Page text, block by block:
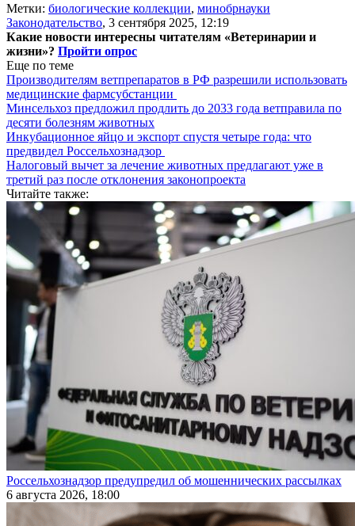
Метки: биологические коллекции, минобрнауки
Законодательство, 3 сентября 2025, 12:19
Какие новости интересны читателям «Ветеринарии и
жизни»? Пройти опрос
Еще по теме
Производителям ветпрепаратов в РФ разрешили использовать
медицинские фармсубстанции
Минсельхоз предложил продлить до 2033 года ветправила по
десяти болезням животных
Инкубационное яйцо и экспорт спустя четыре года: что
предвидел Россельхознадзор
Налоговый вычет за лечение животных предлагают уже в
третий раз после отклонения законопроекта
Читайте также:
Россельхознадзор предупредил об мошеннических рассылках
6 августа 2026, 18:00